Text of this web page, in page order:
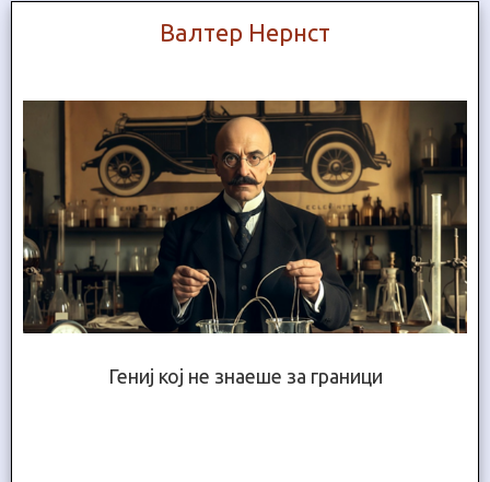
Валтер Нернст
Гениј кој не знаеше за граници